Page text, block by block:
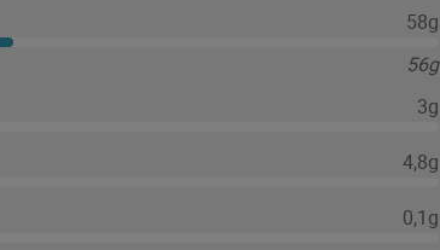
58g
56g
3g
4,8g
0,1g